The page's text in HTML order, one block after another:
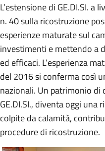
L’estensione di GE.DI.SI.
n. 40 sulla ricostruzione
esperienze maturate sul
investimenti e mettendo a
ed efficaci. L’esperienza
del 2016 si conferma così
nazionali. Un patrimonio di
GE.DI.SI., diventa oggi
colpite da calamità,
procedure di ricostruzione.